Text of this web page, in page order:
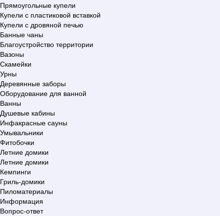
Прямоугольные купели
Купели с пластиковой вставкой
Купели с дровяной печью
Банные чаны
Благоустройство территории
Вазоны
Скамейки
Урны
Деревянные заборы
Оборудование для ванной
Ванны
Душевые кабины
Инфакрасные сауны
Умывальники
Фитобочки
Летние домики
Летние домики
Кемпинги
Гриль-домики
Пиломатериалы
Информация
Вопрос-ответ